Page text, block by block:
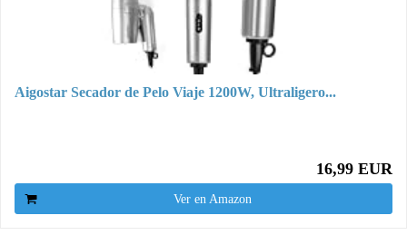
Aigostar Secador de Pelo Viaje 1200W, Ultraligero...
16,99 EUR
Ver en Amazon